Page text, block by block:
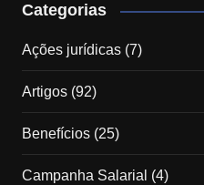
Categorias
Ações jurídicas(7)
Artigos(92)
Benefícios(25)
Campanha Salarial (4)